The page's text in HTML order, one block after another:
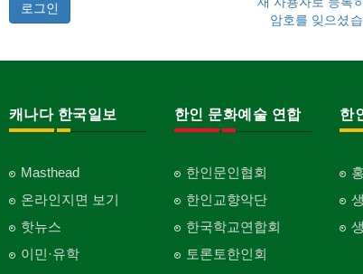
암호를 잊으셨
캐나다 한국일보
Masthead
온라인지면 보기
핫뉴스
이민·유학
한인 문화예술 연합
한인문인협회
한인교향악단
한국학교연합회
토론토한인회
한